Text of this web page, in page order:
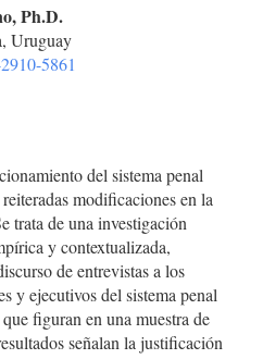
Ph.D.
Uruguay
5861
del sistema penal
modificaciones en la
trata de una investigación
y contextualizada,
de entrevistas a los
y ejecutivos del sistema penal
figuran en una muestra de
señalan la justificación